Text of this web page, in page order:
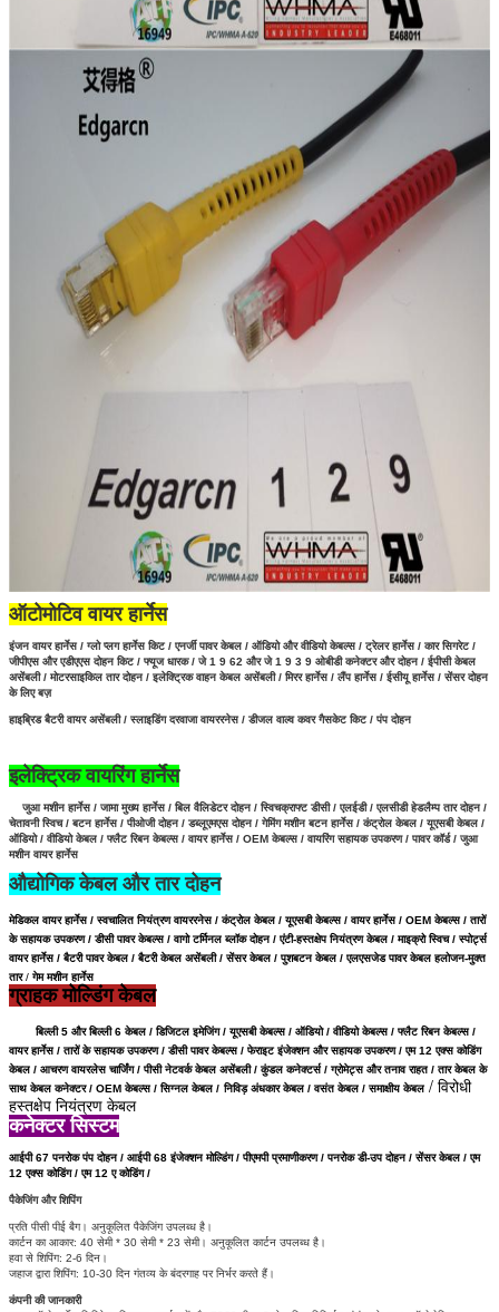
ऑटोमोटिव वायर हार्नेस
इंजन वायर हार्नेस / ग्लो प्लग हार्नेस किट / एनर्जी पावर केबल / ऑडियो और वीडियो केबल्स / ट्रेलर हार्नेस / कार सिगरेट /
जीपीएस और एडीएएस दोहन किट / फ्यूज धारक / जे 1 9 62 और जे 1 9 3 9 ओबीडी कनेक्टर और दोहन / ईपीसी केबल
असेंबली / मोटरसाइकिल तार दोहन / इलेक्ट्रिक वाहन केबल असेंबली / मिरर हार्नेस / लैंप हार्नेस / ईसीयू हार्नेस / सेंसर दोहन
के लिए बज़
हाइब्रिड बैटरी वायर असेंबली / स्लाइडिंग दरवाजा वायररनेस / डीजल वाल्व कवर गैसकेट किट / पंप दोहन
इलेक्ट्रिक वायरिंग हार्नेस
जुआ मशीन हार्नेस / जामा मुख्य हार्नेस / बिल वैलिडेटर दोहन / स्विचक्राफ्ट डीसी / एलईडी / एलसीडी हेडलैम्प तार दोहन /
चेतावनी स्विच / बटन हार्नेस / पीओजी दोहन / डब्लूएमएस दोहन / गेमिंग मशीन बटन हार्नेस / कंट्रोल केबल / यूएसबी केबल /
ऑडियो / वीडियो केबल / फ्लैट रिबन केबल्स / वायर हार्नेस / OEM केबल्स / वायरिंग सहायक उपकरण / पावर कॉर्ड / जुआ
मशीन वायर हार्नेस
औद्योगिक केबल और तार दोहन
मेडिकल वायर हार्नेस / स्वचालित नियंत्रण वायररनेस / कंट्रोल केबल / यूएसबी केबल्स / वायर हार्नेस / OEM केबल्स / तारों
के सहायक उपकरण / डीसी पावर केबल्स / वागो टर्मिनल ब्लॉक दोहन / एंटी-हस्तक्षेप नियंत्रण केबल / माइक्रो स्विच / स्पोर्ट्स
वायर हार्नेस / बैटरी पावर केबल / बैटरी केबल असेंबली / सेंसर केबल / पुशबटन केबल / एलएसजेड पावर केबल हलोजन-मुक्त
तार/ गेम मशीन हार्नेस
ग्राहक मोल्डिंग केबल
बिल्ली 5 और बिल्ली 6 केबल / डिजिटल इमेजिंग / यूएसबी केबल्स / ऑडियो / वीडियो केबल्स / फ्लैट रिबन केबल्स /
वायर हार्नेस / तारों के सहायक उपकरण / डीसी पावर केबल्स / फेराइट इंजेक्शन और सहायक उपकरण / एम 12 एक्स कोडिंग
केबल / आचरण वायरलेस चार्जिंग / पीसी नेटवर्क केबल असेंबली / कुंडल कनेक्टर्स / ग्रोमेट्स और तनाव राहत / तार केबल के
साथ केबल कनेक्टर / OEM केबल्स / सिग्नल केबल / निविड़ अंधकार केबल / वसंत केबल / समाक्षीय केबल / विरोधी
हस्तक्षेप नियंत्रण केबल
कनेक्टर सिस्टम
आईपी ​​67 पनरोक पंप दोहन / आईपी 68 इंजेक्शन मोल्डिंग / पीएमपी प्रमाणीकरण / पनरोक डी-उप दोहन / सेंसर केबल / एम
12 एक्स कोडिंग / एम 12 ए कोडिंग /
पैकेजिंग और शिपिंग
प्रति पीसी पीई बैग। अनुकूलित पैकेजिंग उपलब्ध है।
कार्टन का आकार: 40 सेमी * 30 सेमी * 23 सेमी। अनुकूलित कार्टन उपलब्ध है।
हवा से शिपिंग: 2-6 दिन।
जहाज द्वारा शिपिंग: 10-30 दिन गंतव्य के बंदरगाह पर निर्भर करते हैं।
कंपनी की जानकारी